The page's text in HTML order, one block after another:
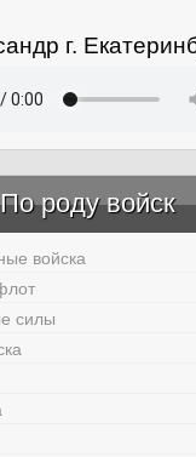
г.
По роду войск
войска
силы